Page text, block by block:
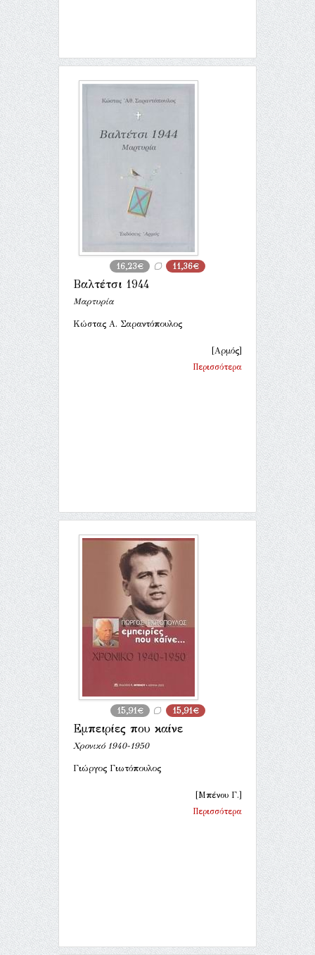
16,23€ 11,36€
Βαλτέτσι 1944
Μαρτυρία
Κώστας Α. Σαραντόπουλος
[Αρμός]
Περισσότερα
15,91€ 15,91€
Εμπειρίες που καίνε
Χρονικό 1940-1950
Γιώργος Γιωτόπουλος
[Μπένου Γ.]
Περισσότερα